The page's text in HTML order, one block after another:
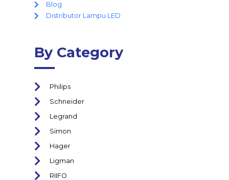
Blog
Distributor Lampu LED
By Category
Philips
Schneider
Legrand
Simon
Hager
Ligman
RIIFO